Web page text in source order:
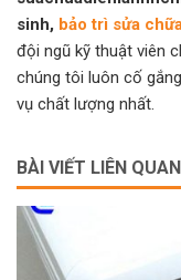
sinh, bảo trì sửa
đội ngũ kỹ thuật viên
chúng tôi luôn cố
vụ chất lượng nhất.
BÀI VIẾT LIÊN QUAN